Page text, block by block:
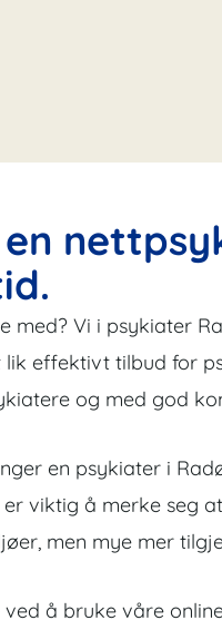
med? Vi i psykiater
effektivt tilbud for
og med god
en psykiater i
er viktig å merke
men mye mer
å bruke våre